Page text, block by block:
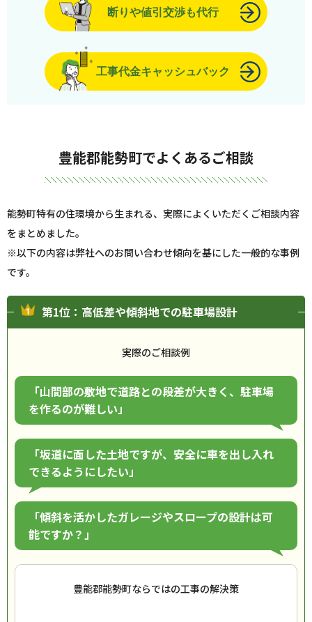
断りや値引交渉も代行
工事代金キャッシュバック
豊能郡能勢町でよくあるご相談
能勢町特有の住環境から生まれる、実際によくいただくご相談内容
をまとめました。
※以下の内容は弊社へのお問い合わせ傾向を基にした一般的な事例
です。
第1位：高低差や傾斜地での駐車場設計
実際のご相談例
「山間部の敷地で道路との段差が大きく、駐車場
を作るのが難しい」
「坂道に面した土地ですが、安全に車を出し入れ
できるようにしたい」
「傾斜を活かしたガレージやスロープの設計は可
能ですか？」
豊能郡能勢町ならではの工事の解決策